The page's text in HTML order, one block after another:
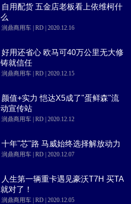
自用配货 五金店老板看上依维柯什
么
润鼎商用车 | RD | 2020.12.16
好用还省心 欧马可40万公里无大修
铸就信任
润鼎商用车 | RD | 2020.12.15
颜值+实力 恺达X5成了"蛋鲜森"流
动宣传站
润鼎商用车 | RD | 2020.12.12
十年"芯"路 马威始终选择解放动力
润鼎商用车 | RD | 2020.12.07
人生第一辆重卡遇见豪沃T7H 买TA
就对了！
润鼎商用车 | RD | 2020.12.05